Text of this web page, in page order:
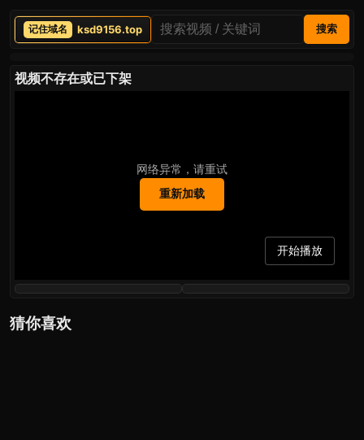
ksd9156.top 搜索
视频不存在或已下架
网络异常，请重试
重新加载
开始播放
猜你喜欢